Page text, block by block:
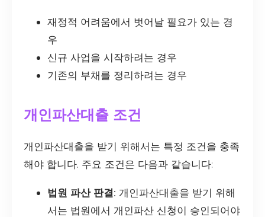
재정적 어려움에서 벗어날 필요가 있는 경
우
신규 사업을 시작하려는 경우
기존의 부채를 정리하려는 경우
개인파산대출 조건
개인파산대출을 받기 위해서는 특정 조건을 충족
해야 합니다. 주요 조건은 다음과 같습니다:
법원 파산 판결: 개인파산대출을 받기 위해
서는 법원에서 개인파산 신청이 승인되어야